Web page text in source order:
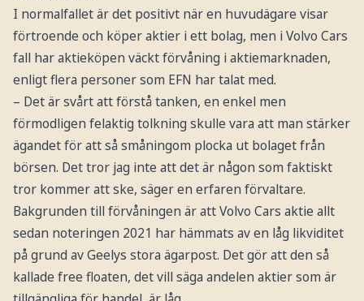
I normalfallet är det positivt när en huvudägare visar
förtroende och köper aktier i ett bolag, men i Volvo Cars
fall har aktieköpen väckt förvåning i aktiemarknaden,
enligt flera personer som EFN har talat med.
– Det är svårt att förstå tanken, en enkel men
förmodligen felaktig tolkning skulle vara att man stärker
ägandet för att så småningom plocka ut bolaget från
börsen. Det tror jag inte att det är någon som faktiskt
tror kommer att ske, säger en erfaren förvaltare.
Bakgrunden till förvåningen är att Volvo Cars aktie allt
sedan noteringen 2021 har hämmats av en låg likviditet
på grund av Geelys stora ägarpost. Det gör att den så
kallade free floaten, det vill säga andelen aktier som är